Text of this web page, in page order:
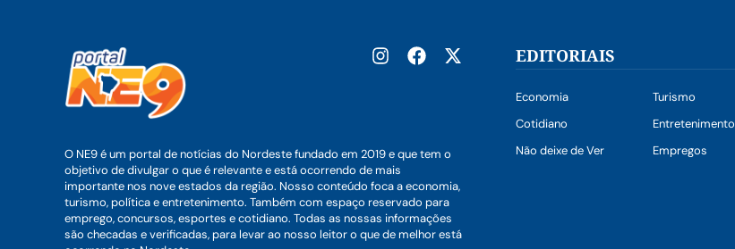
O NE9 é um portal de notícias do Nordeste fundado em 2019 e que tem o
objetivo de divulgar o que é relevante e está ocorrendo de mais
importante nos nove estados da região. Nosso conteúdo foca a economia,
turismo, política e entretenimento. Também com espaço reservado para
emprego, concursos, esportes e cotidiano. Todas as nossas informações
são checadas e verificadas, para levar ao nosso leitor o que de melhor está
EDITORIAIS
Economia Turismo
Cotidiano
Entretenimento
Não deixe de Ver
Empregos